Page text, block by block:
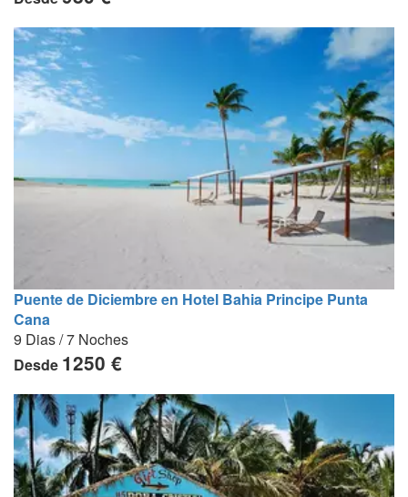
Puente de Diciembre en Hotel Bahia Principe Punta
Cana
9 Dias / 7 Noches
Desde 1250 €